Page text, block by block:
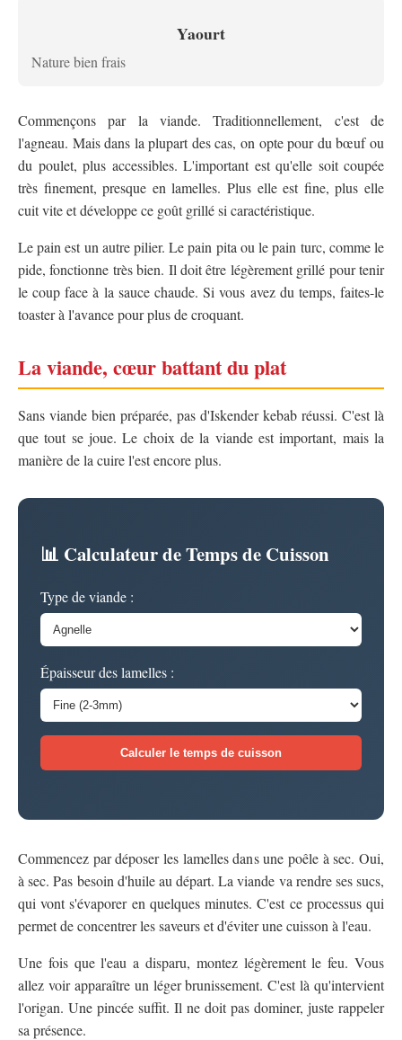
Yaourt
Nature bien frais
Commençons par la viande. Traditionnellement, c'est de
l'agneau. Mais dans la plupart des cas, on opte pour du bœuf ou
du poulet, plus accessibles. L'important est qu'elle soit coupée
très finement, presque en lamelles. Plus elle est fine, plus elle
cuit vite et développe ce goût grillé si caractéristique.
Le pain est un autre pilier. Le pain pita ou le pain turc, comme le
pide, fonctionne très bien. Il doit être légèrement grillé pour tenir
le coup face à la sauce chaude. Si vous avez du temps, faites-le
toaster à l'avance pour plus de croquant.
La viande, cœur battant du plat
Sans viande bien préparée, pas d'Iskender kebab réussi. C'est là
que tout se joue. Le choix de la viande est important, mais la
manière de la cuire l'est encore plus.
📊 Calculateur de Temps de Cuisson
Type de viande :
Épaisseur des lamelles :
Calculer le temps de cuisson
Commencez par déposer les lamelles dans une poêle à sec. Oui,
à sec. Pas besoin d'huile au départ. La viande va rendre ses sucs,
qui vont s'évaporer en quelques minutes. C'est ce processus qui
permet de concentrer les saveurs et d'éviter une cuisson à l'eau.
Une fois que l'eau a disparu, montez légèrement le feu. Vous
allez voir apparaître un léger brunissement. C'est là qu'intervient
l'origan. Une pincée suffit. Il ne doit pas dominer, juste rappeler
sa présence.